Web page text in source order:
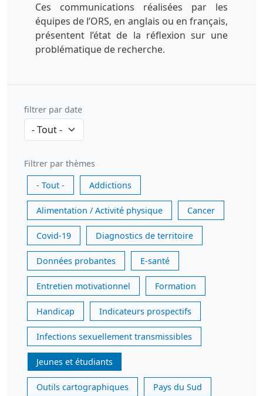
Ces communications réalisées par les
équipes de l’ORS, en anglais ou en français,
présentent l’état de la réflexion sur une
problématique de recherche.
filtrer par date
Filtrer par thèmes
- Tout -
Addictions
Alimentation / Activité physique Cancer
Covid-19 Diagnostics de territoire
Données probantes E-santé
Entretien motivationnel Formation
Handicap Indicateurs prospectifs
Infections sexuellement transmissibles
Jeunes et étudiants
Outils cartographiques Pays du Sud